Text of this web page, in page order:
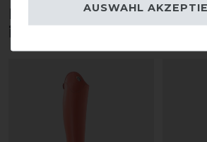
Diese Produkte könnten
interessieren
AUSWAHL